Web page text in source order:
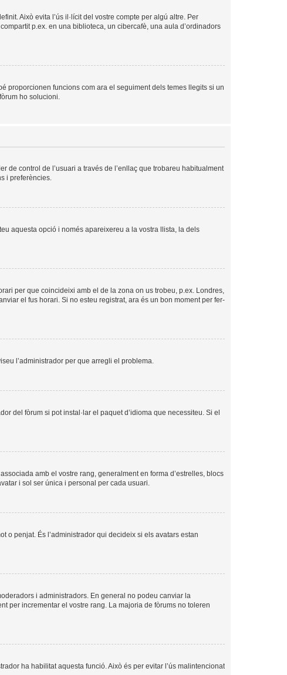
Això evita l’ús il·lícit del vostre compte per algú altre. Per
p.ex. en una biblioteca, un cibercafè, una aula d’ordinadors
proporcionen funcions com ara el seguiment dels temes llegits si un
ho solucioni.
de control de l’usuari a través de l’enllaç que trobareu habitualment
i preferències.
aquesta opció i només apareixereu a la vostra llista, la dels
per que coincideixi amb el de la zona on us trobeu, p.ex. Londres,
el fus horari. Si no esteu registrat, ara és un bon moment per fer-
l’administrador per que arregli el problema.
del fòrum si pot instal·lar el paquet d’idioma que necessiteu. Si el
amb el vostre rang, generalment en forma d’estrelles, blocs
i sol ser única i personal per cada usuari.
o penjat. És l’administrador qui decideix si els avatars estan
i administradors. En general no podeu canviar la
per incrementar el vostre rang. La majoria de fòrums no toleren
ha habilitat aquesta funció. Això és per evitar l’ús malintencionat